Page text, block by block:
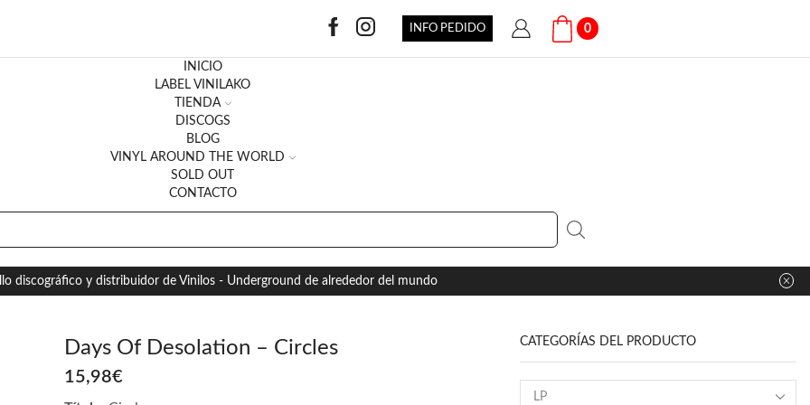
INFO PEDIDO 0
INICIO
LABEL VINILAKO
TIENDA
DISCOGS
BLOG
VINYL AROUND THE WORLD
SOLD OUT
CONTACTO
SEARCH
INPUT
discográfico y distribuidor de Vinilos - Underground de alrededor del mundo
Days Of Desolation – Circles
15,98€
CATEGORÍAS DEL PRODUCTO